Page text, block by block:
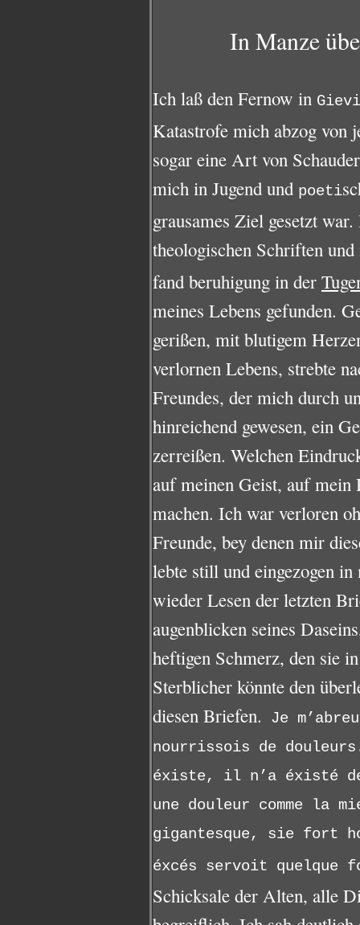
In Manze
Ich laß den Fernow in
Katastrofe mich abzog von
sogar eine Art von
mich in Jugend und poeti
grausames Ziel gesetzt
theologischen Schriften
fand beruhigung in der
meines Lebens gefunden.
gerißen, mit blutigem
verlornen Lebens, strebte
Freundes, der mich durch
hinreichend gewesen, ein
zerreißen. Welchen
auf meinen Geist, auf
machen. Ich war verloren
Freunde, bey denen mir
lebte still und eingezogen
wieder Lesen der letzten
augenblicken seines
heftigen Schmerz, den sie
Sterblicher könnte den
diesen Briefen. Je
nourrissois de
éxiste, il n’a éxisté
une douleur comme la
gigantesque, sie fort
éxcés servoit quelque
Schicksale der Alten, alle